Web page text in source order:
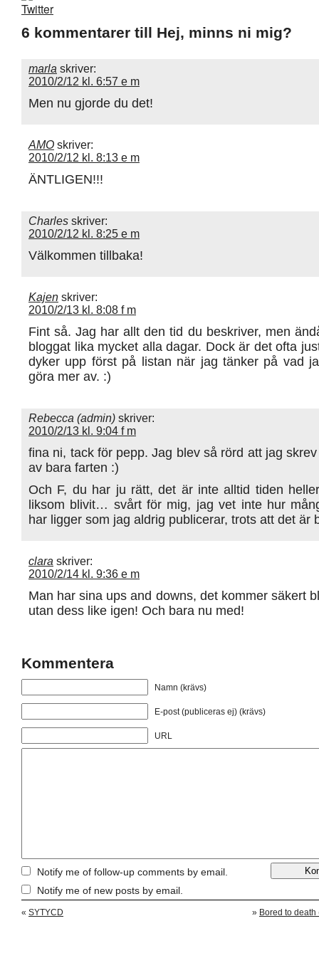
6 kommentarer till Hej, minns ni mig?
marla skriver:
2010/2/12 kl. 6:57 e m
Men nu gjorde du det!
AMO skriver:
2010/2/12 kl. 8:13 e m
ÄNTLIGEN!!!
Charles skriver:
2010/2/12 kl. 8:25 e m
Välkommen tillbaka!
Kajen skriver:
2010/2/13 kl. 8:08 f m
Fint så. Jag har allt den tid du beskriver, men
bloggat lika mycket alla dagar. Dock är det ofta
dyker upp först på listan när jag tänker på vad
göra mer av. :)
Rebecca (admin) skriver:
2010/2/13 kl. 9:04 f m
fina ni, tack för pepp. Jag blev så rörd att jag
av bara farten :)
Och F, du har ju rätt, det är inte alltid tiden
liksom blivit… svårt för mig, jag vet inte hur
har ligger som jag aldrig publicerar, trots att det är
clara skriver:
2010/2/14 kl. 9:36 e m
Man har sina ups and downs, det kommer säkert
utan dess like igen! Och bara nu med!
Kommentera
Namn (krävs)
E-post (publiceras ej) (krävs)
URL
Notify me of follow-up comments by email.
Notify me of new posts by email.
« SYTYCD » Bored to